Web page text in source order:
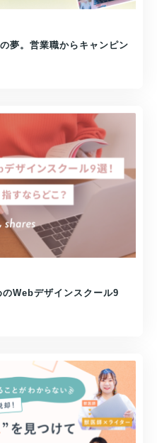
夢。営業職からキャンピン
のWebデザインスクール9